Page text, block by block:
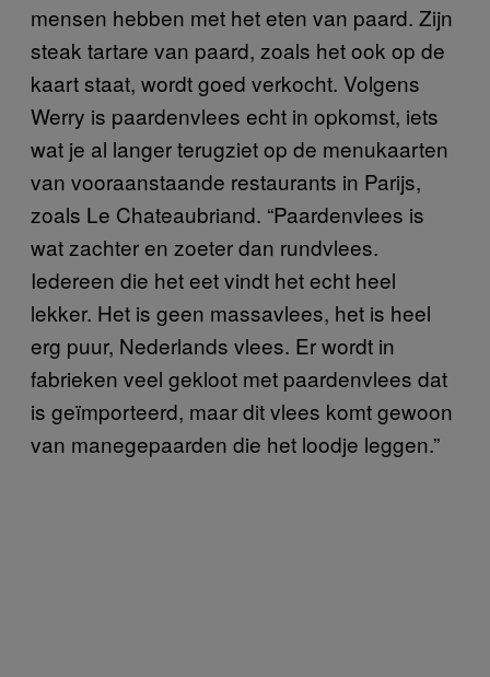
mensen hebben met het eten van paard. Zijn
steak tartare van paard, zoals het ook op de
kaart staat, wordt goed verkocht. Volgens
Werry is paardenvlees echt in opkomst, iets
wat je al langer terugziet op de menukaarten
van vooraanstaande restaurants in Parijs,
zoals Le Chateaubriand. “Paardenvlees is
wat zachter en zoeter dan rundvlees.
Iedereen die het eet vindt het echt heel
lekker. Het is geen massavlees, het is heel
erg puur, Nederlands vlees. Er wordt in
fabrieken veel gekloot met paardenvlees dat
is geïmporteerd, maar dit vlees komt gewoon
van manegepaarden die het loodje leggen.”